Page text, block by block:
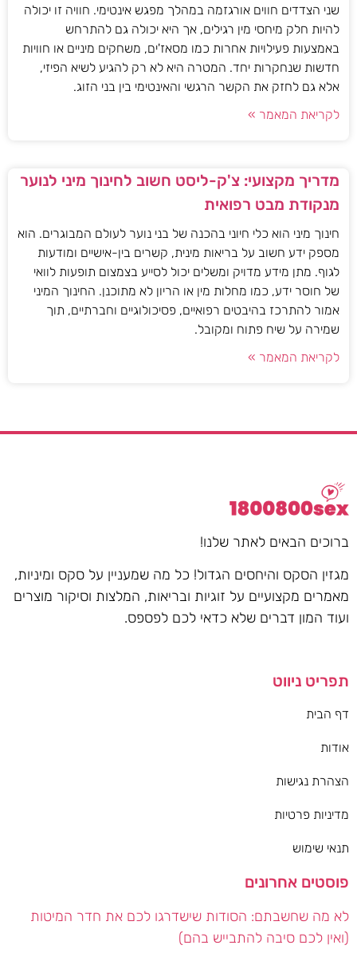
שני הצדדים חווים אורגזמה במהלך מפגש אינטימי. חוויה זו יכולה
להיות חלק מיחסי מין רגילים, אך היא יכולה גם להתרחש
באמצעות פעילויות אחרות כמו מסאז'ים, משחקים מיניים או חוויות
חדשות שנחקרות יחד. המטרה היא לא רק להגיע לשיא הפיזי,
אלא גם לחזק את הקשר הרגשי והאינטימי בין בני הזוג.
לקריאת המאמר »
מדריך מקצועי: צ'ק-ליסט חשוב לחינוך מיני לנוער
מנקודת מבט רפואית
חינוך מיני הוא כלי חיוני בהכנה של בני נוער לעולם המבוגרים. הוא
מספק ידע חשוב על בריאות מינית, קשרים בין-אישיים ומודעות
לגוף. מתן מידע מדויק ומשלים יכול לסייע בצמצום תופעות לוואי
של חוסר ידע, כמו מחלות מין או הריון לא מתוכנן. החינוך המיני
אמור להתרכז בהיבטים רפואיים, פסיכולוגיים וחברתיים, תוך
שמירה על שיח פתוח ומקובל.
לקריאת המאמר »
ברוכים הבאים לאתר שלנו!
מגזין הסקס והיחסים הגדול! כל מה שמעניין על סקס ומיניות,
מאמרים מקצועיים על זוגיות ובריאות, המלצות וסיקור מוצרים
ועוד המון דברים שלא כדאי לכם לפספס.
תפריט ניווט
דף הבית
אודות
הצהרת נגישות
מדיניות פרטיות
תנאי שימוש
פוסטים אחרונים
לא מה שחשבתם: הסודות שישדרגו לכם את חדר המיטות
(ואין לכם סיבה להתבייש בהם)